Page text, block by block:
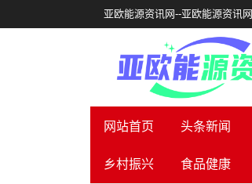
亚欧能源资讯网--亚欧能源资讯网
网站首页 头条新闻
乡村振兴 食品健康